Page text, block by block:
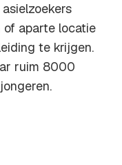
of aparte locatie
te krijgen.
ruim 8000